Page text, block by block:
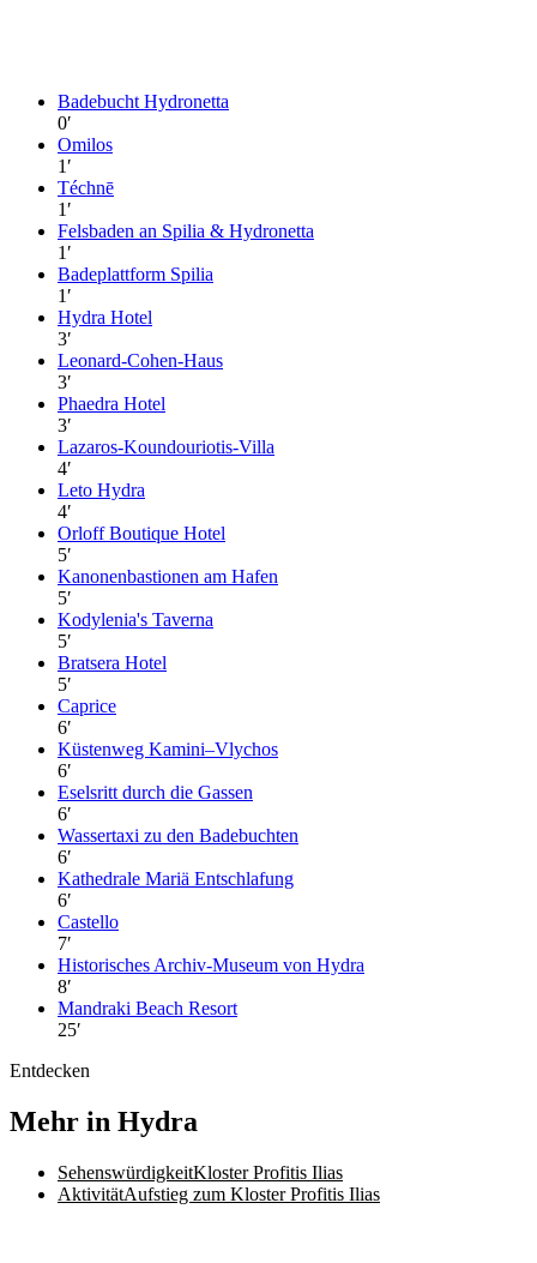
Badebucht Hydronetta
0′
Omilos
1′
Téchnē
1′
Felsbaden an Spilia & Hydronetta
1′
Badeplattform Spilia
1′
Hydra Hotel
3′
Leonard-Cohen-Haus
3′
Phaedra Hotel
3′
Lazaros-Koundouriotis-Villa
4′
Leto Hydra
4′
Orloff Boutique Hotel
5′
Kanonenbastionen am Hafen
5′
Kodylenia's Taverna
5′
Bratsera Hotel
5′
Caprice
6′
Küstenweg Kamini–Vlychos
6′
Eselsritt durch die Gassen
6′
Wassertaxi zu den Badebuchten
6′
Kathedrale Mariä Entschlafung
6′
Castello
7′
Historisches Archiv-Museum von Hydra
8′
Mandraki Beach Resort
25′
Entdecken
Mehr in Hydra
SehenswürdigkeitKloster Profitis Ilias
AktivitätAufstieg zum Kloster Profitis Ilias